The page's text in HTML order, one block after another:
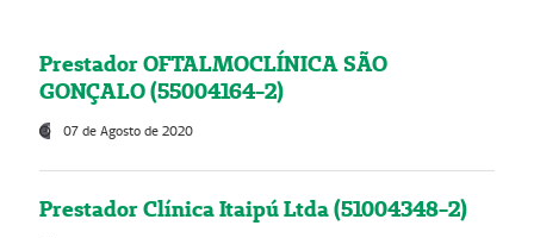
Prestador OFTALMOCLÍNICA SÃO
GONÇALO (55004164-2)
07 de Agosto de 2020
Prestador Clínica Itaipú Ltda (51004348-2)